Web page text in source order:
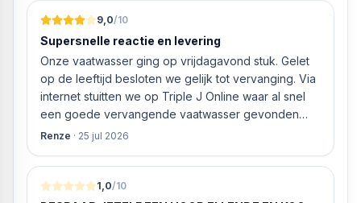
9,0/10
Supersnelle reactie en levering
Onze vaatwasser ging op vrijdagavond stuk. Gelet
op de leeftijd besloten we gelijk tot vervanging. Via
internet stuitten we op Triple J Online waar al snel
een goede vervangende vaatwasser gevonden
werd. ‘s Ochtends even gebeld met de
geïnstalleerd kan worden. Dit bleek het geval tegen
alleszins concurrente prijzen. De vriendelijke
Renze · 25 jul 2026
1,0/10